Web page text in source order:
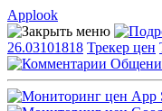
Applook
26.03101818 Трекер цен